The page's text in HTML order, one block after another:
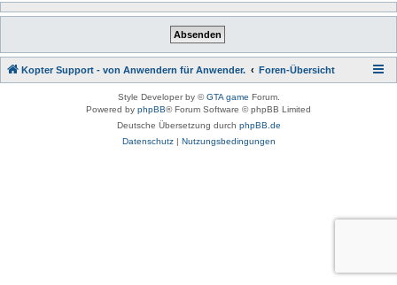
Kopter Support - von Anwendern für Anwender. Foren-Übersicht
Style Developer by ©GTA game Forum.
Powered by phpBB® Forum Software © phpBB Limited
Deutsche Übersetzung durch phpBB.de
Datenschutz| Nutzungsbedingungen